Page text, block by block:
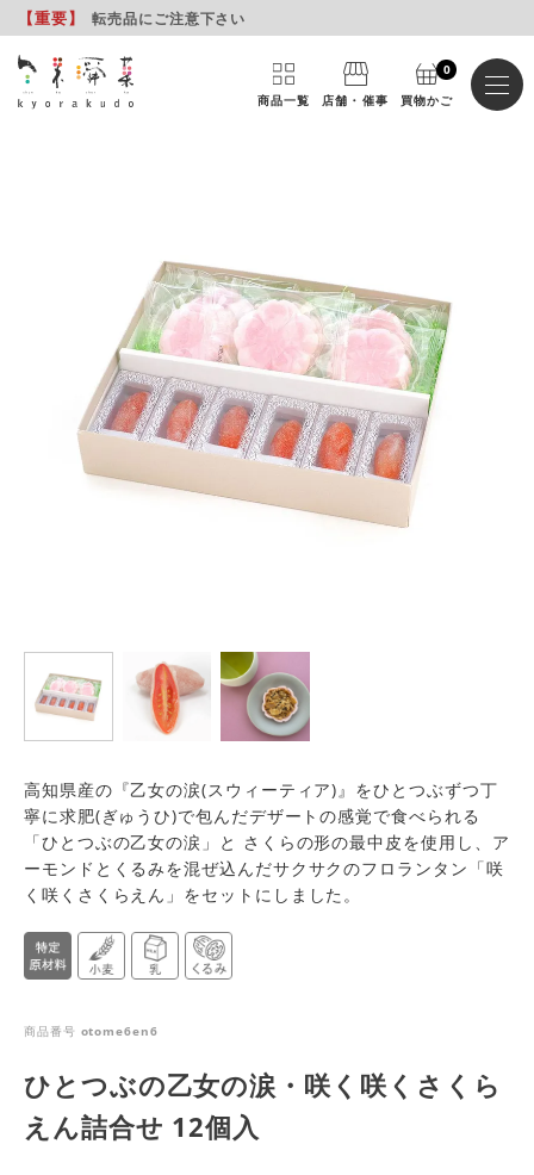
【重要】 転売品にご注意下さい
商品一覧 店舗・催事 買物かご
0
高知県産の『乙女の涙(スウィーティア)』をひとつぶずつ丁
寧に求肥(ぎゅうひ)で包んだデザートの感覚で食べられる
「ひとつぶの乙女の涙」と さくらの形の最中皮を使用し、ア
ーモンドとくるみを混ぜ込んだサクサクのフロランタン「咲
く咲くさくらえん」をセットにしました。
商品番号 otome6en6
ひとつぶの乙女の涙・咲く咲くさくら
えん詰合せ 12個入